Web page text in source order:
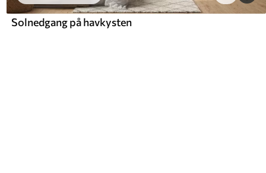
Solnedgang på havkysten